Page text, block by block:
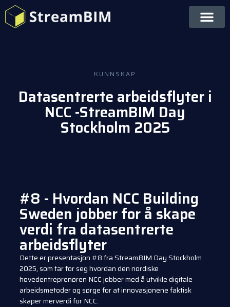
KUNNSKAP
Datasentrerte arbeidsflyter i
NCC -StreamBIM Day
Stockholm 2025
#8 - Hvordan NCC Building
Sweden jobber for å skape
verdi fra datasentrerte
arbeidsflyter
Dette er presentasjon #8 fra StreamBIM Day Stockholm
2025, som tar for seg hvordan den nordiske
hovedentreprenøren NCC jobber med å utvikle digitale
arbeidsmetoder og sørge for at innovasjonene faktisk
skaper merverdi for NCC.